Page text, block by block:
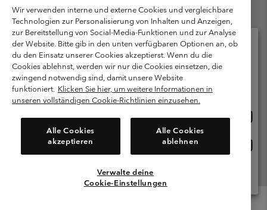
Bergheim, Salzburg Österreich. Alle Rechte vorbehalten.
Nutzungsbedingungen
Allgemeine Verkaufsbedingungen
Garantie
Datenschutzerklärung
Bestimmungen und Bedingungen des Mitglieder Programms
Nutzungsbedingungen Für Nutzergenerierte Inhalte
Cookies
Kundenservice: Mo- Fr. 9:00 - 13:00 & 14:00- 18:00 Uhr
(+)43720880525
Wir verwenden interne und externe Cookies und vergleichbare
Technologien zur Personalisierung von Inhalten und Anzeigen,
zur Bereitstellung von Social-Media-Funktionen und zur Analyse
der Website. Bitte gib in den unten verfügbaren Optionen an, ob
du den Einsatz unserer Cookies akzeptierst. Wenn du die
Cookies ablehnst, werden wir nur die Cookies einsetzen, die
zwingend notwendig sind, damit unsere Website
funktioniert. Klicken Sie hier, um weitere Informationen in
unseren vollständigen Cookie-Richtlinien einzusehen.
Alle Cookies
akzeptieren
Alle Cookies
ablehnen
Verwalte deine
Cookie-Einstellungen
Bitte wählen Sie Ihr Lieferland und Ihre Sprache
Online-Einkauf verfügbar
Österreich
Alle Länder Anzeigen